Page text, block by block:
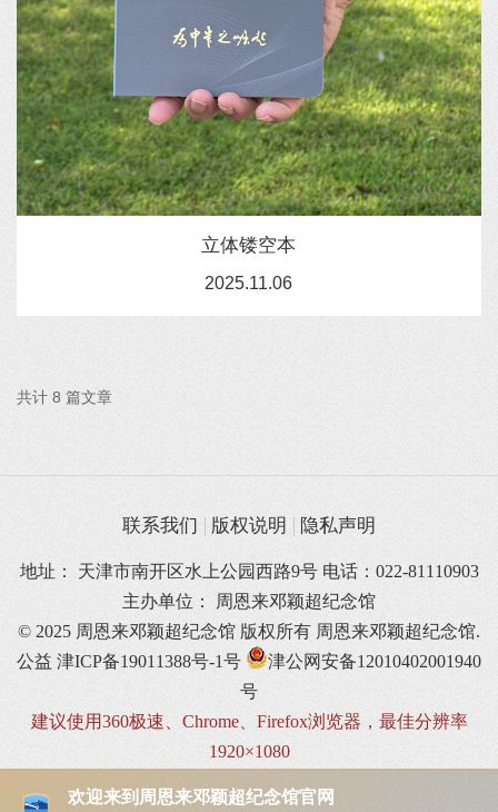
立体镂空本
2025.11.06
共计 8 篇文章
欢迎来到周恩来邓颖超纪念馆官网
联系我们 版权说明 隐私声明
地址： 天津市南开区水上公园西路9号 电话：022-81110903
主办单位： 周恩来邓颖超纪念馆
© 2025 周恩来邓颖超纪念馆 版权所有 周恩来邓颖超纪念馆.
公益 津ICP备19011388号-1号
津公网安备12010402001940
号
建议使用360极速、Chrome、Firefox浏览器，最佳分辨率
1920×1080